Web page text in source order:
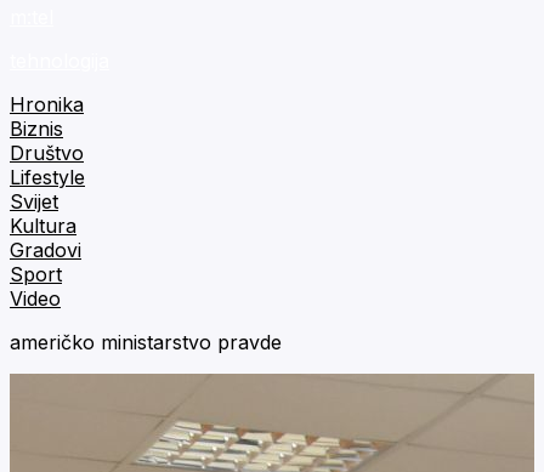
Hronika
Biznis
Društvo
Lifestyle
Svijet
Kultura
Gradovi
Sport
Video
američko ministarstvo pravde